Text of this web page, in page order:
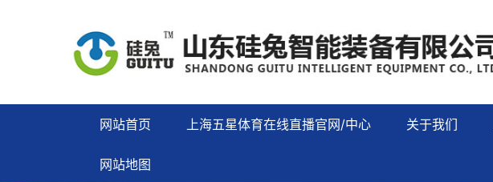
网站首页 上海五星体育在线直播官网/中心 关于我们
网站地图